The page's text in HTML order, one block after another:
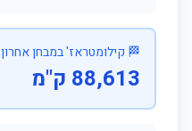
🏁 קילומטראז' במבחן אחרון
88,613 ק"מ